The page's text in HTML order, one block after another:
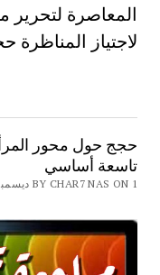
المعاصرة لتحرير
لاجتياز
حجج حول محور
تاسعة أساسي
BY CHAR7 NAS ON 1 ديسمبر، 2021